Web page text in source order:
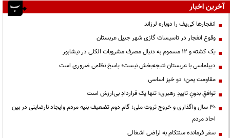
آخرین اخبار
انفجارها کی‌یف را دوباره لرزاند
وقوع انفجار در تاسیسات گازی شهر جبیل عربستان
یک کشته و ۱۲ مسموم به دنبال مصرف مشروبات الکلی در نیشابور
دیپلماسی با عربستان نتیجه‌بخش نیست؛ پاسخ نظامی ضروری است
مقاومت یمن؛ دو خیز اساسی
توافقِ بدونِ تاییدِ رهبری؛ تنها یک قراردادِ بی‌ارزش است
۳۰ سال واگذاری و خروج ثروت ملی؛ گام دوم تضعیف بنیه مردم وایجاد نارضایتی در بین
احاد مردم
سفر فرمانده سنتکام به اراضی اشغالی